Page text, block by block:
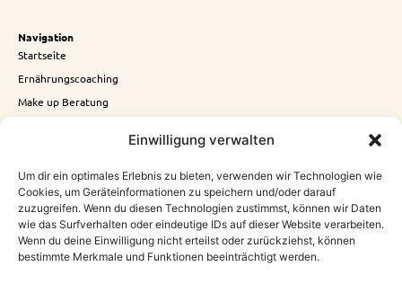
Einwilligung verwalten
Um dir ein optimales Erlebnis zu bieten, verwenden wir Technologien wie
Cookies, um Geräteinformationen zu speichern und/oder darauf
zuzugreifen. Wenn du diesen Technologien zustimmst, können wir Daten
wie das Surfverhalten oder eindeutige IDs auf dieser Website verarbeiten.
Wenn du deine Einwilligung nicht erteilst oder zurückziehst, können
bestimmte Merkmale und Funktionen beeinträchtigt werden.
Navigation
Startseite
Ernährungscoaching
Make up Beratung
Rechtliches
Datenschutz
Impressum
Cookie-Richtlinie (EU)
Visuelles Design & Webseite Umsetzung Jana